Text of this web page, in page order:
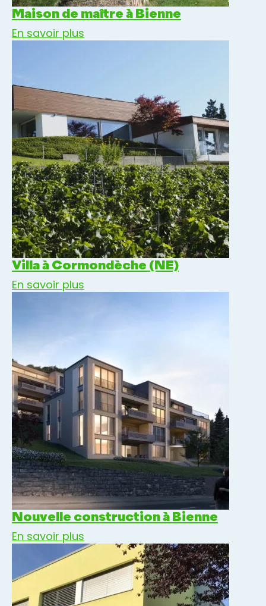
Maison de maître à Bienne
En savoir plus
Villa à Cormondèche (NE)
En savoir plus
Nouvelle construction à Bienne
En savoir plus